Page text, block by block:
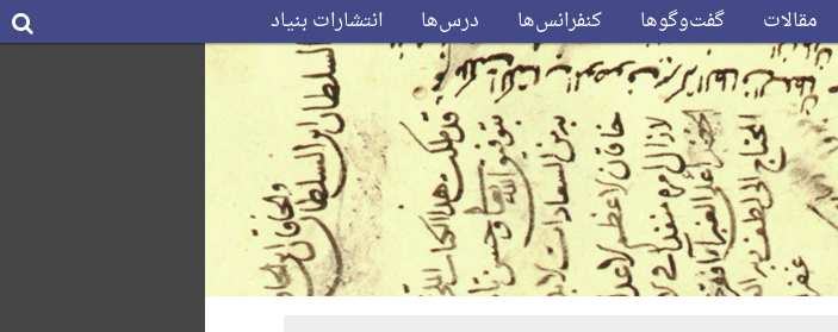
مقالات گفت‌وگوها کنفرانس‌ها درس‌ها انتشارات بنیاد